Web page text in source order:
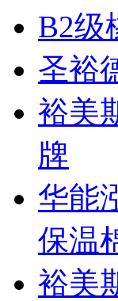
B2级
圣裕
裕美
牌
华能
保温
裕美